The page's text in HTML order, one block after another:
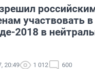
участвовать в
2018 в
20:49 1 012 600